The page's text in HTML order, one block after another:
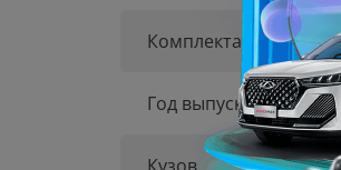
Комплектация
Год выпуска